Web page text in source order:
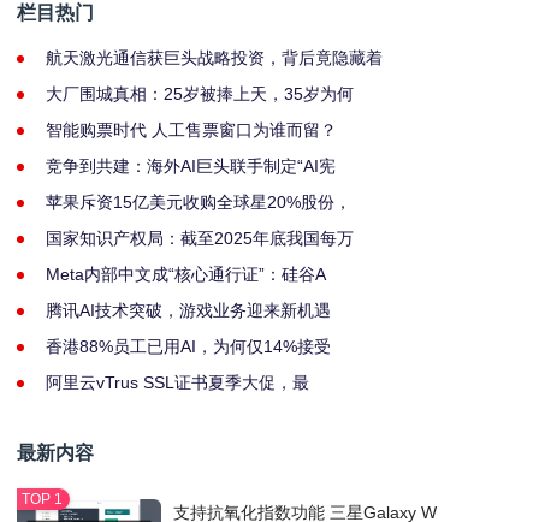
栏目热门
航天激光通信获巨头战略投资，背后竟隐藏着
大厂围城真相：25岁被捧上天，35岁为何
智能购票时代 人工售票窗口为谁而留？
竞争到共建：海外AI巨头联手制定“AI宪
苹果斥资15亿美元收购全球星20%股份，
国家知识产权局：截至2025年底我国每万
Meta内部中文成“核心通行证”：硅谷A
腾讯AI技术突破，游戏业务迎来新机遇
香港88%员工已用AI，为何仅14%接受
阿里云vTrus SSL证书夏季大促，最
最新内容
支持抗氧化指数功能 三星Galaxy W